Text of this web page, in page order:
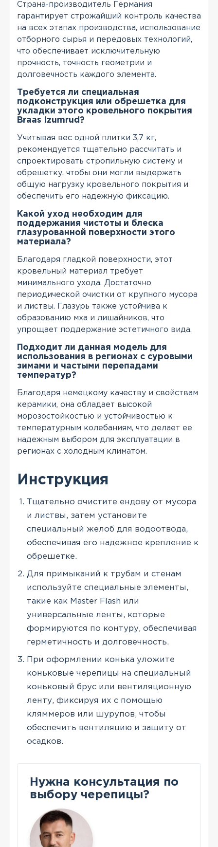
Страна-производитель Германия
гарантирует строжайший контроль качества
на всех этапах производства, использование
отборного сырья и передовых технологий,
что обеспечивает исключительную
прочность, точность геометрии и
долговечность каждого элемента.
Требуется ли специальная
подконструкция или обрешетка для
укладки этого кровельного покрытия
Braas Izumrud?
Учитывая вес одной плитки 3,7 кг,
рекомендуется тщательно рассчитать и
спроектировать стропильную систему и
обрешетку, чтобы они могли выдержать
общую нагрузку кровельного покрытия и
обеспечить его надежную фиксацию.
Какой уход необходим для
поддержания чистоты и блеска
глазурованной поверхности этого
материала?
Благодаря гладкой поверхности, этот
кровельный материал требует
минимального ухода. Достаточно
периодической очистки от крупного мусора
и листвы. Глазурь также устойчива к
образованию мха и лишайников, что
упрощает поддержание эстетичного вида.
Подходит ли данная модель для
использования в регионах с суровыми
зимами и частыми перепадами
температур?
Благодаря немецкому качеству и свойствам
керамики, она обладает высокой
морозостойкостью и устойчивостью к
температурным колебаниям, что делает ее
надежным выбором для эксплуатации в
регионах с холодным климатом.
Инструкция
Тщательно очистите ендову от мусора
и листвы, затем установите
специальный желоб для водоотвода,
обеспечивая его надежное крепление к
обрешетке.
Для примыканий к трубам и стенам
используйте специальные элементы,
такие как Master Flash или
универсальные ленты, которые
формируются по контуру, обеспечивая
герметичность и долговечность.
При оформлении конька уложите
коньковые черепицы на специальный
коньковый брус или вентиляционную
ленту, фиксируя их с помощью
кляммеров или шурупов, чтобы
обеспечить вентиляцию и защиту от
осадков.
Нужна консультация по
выбору черепицы?